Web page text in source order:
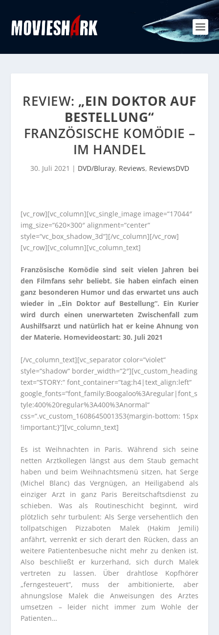
REVIEW: „EIN DOKTOR AUF
BESTELLUNG“
FRANZÖSISCHE KOMÖDIE –
IM HANDEL
30. Juli 2021 | DVD/Bluray, Reviews, ReviewsDVD
[vc_row][vc_column][vc_single_image image=“17044″
img_size=“620×300″ alignment=“center“
style=“vc_box_shadow_3d“][/vc_column][/vc_row]
[vc_row][vc_column][vc_column_text]
Französische Komödie sind seit vielen Jahren bei
den Filmfans sehr beliebt. Sie haben einfach einen
ganz besonderen Humor und das erwartet uns auch
wieder in „Ein Doktor auf Bestellung“. Ein Kurier
wird durch einen unerwarteten Zwischenfall zum
Aushilfsarzt und natürlich hat er keine Ahnung von
der Materie. Homevideostart: 30. Juli 2021
[/vc_column_text][vc_separator color=“violet“
style=“shadow“ border_width=“2″][vc_custom_heading
text=“STORY:“ font_container=“tag:h4|text_align:left“
google_fonts=“font_family:Boogaloo%3Aregular|font_s
tyle:400%20regular%3A400%3Anormal“
css=“.vc_custom_1608645001353{margin-bottom: 15px
!important;}“][vc_column_text]
Es ist Weihnachten in Paris. Während sich seine
netten Arztkollegen längst aus dem Staub gemacht
haben und beim Weihnachtsmenü sitzen, hat Serge
(Michel Blanc) das Vergnügen, an Heiligabend als
einziger Arzt in ganz Paris Bereitschaftsdienst zu
schieben. Was als Routineschicht beginnt, wird
plötzlich sehr turbulent: Als Serge versehentlich den
tollpatschigen Pizzaboten Malek (Hakim Jemili)
anfährt, verrenkt er sich derart den Rücken, dass an
weitere Patientenbesuche nicht mehr zu denken ist.
Also beschließt er kurzerhand, sich durch Malek
vertreten zu lassen. Über drahtlose Kopfhörer
„ferngesteuert“, muss der ambitionierte, aber
ahnungslose Malek die Anweisungen des Arztes
umsetzen – leider nicht immer zum Wohle der
Patienten…